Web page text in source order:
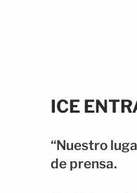
ICE
“Nuestro
de prensa.